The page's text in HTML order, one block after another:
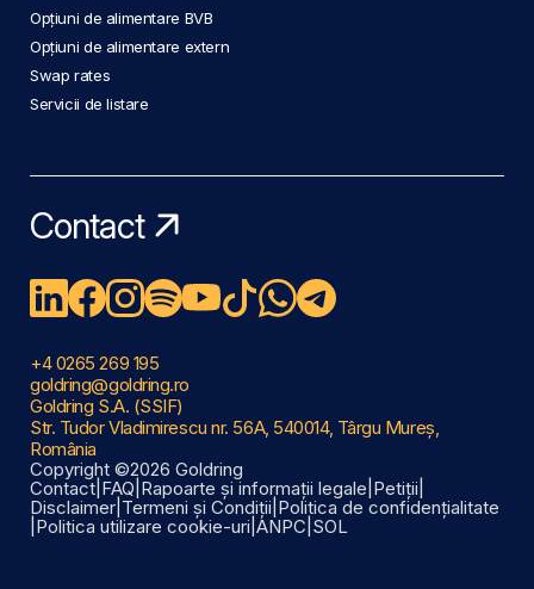
Opțiuni de alimentare BVB
Opțiuni de alimentare extern
Swap rates
Servicii de listare
Contact
+4 0265 269 195
goldring@goldring.ro
Goldring S.A. (SSIF)
Str. Tudor Vladimirescu nr. 56A, 540014, Târgu Mureș,
România
Copyright ©2026 Goldring
Contact FAQ Rapoarte și informații legale Petiții
Disclaimer Termeni și Condiții Politica de confidențialitate
Politica utilizare cookie-uri ANPC SOL